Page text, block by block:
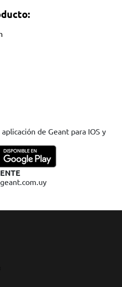
aplicación de Geant para IOS y